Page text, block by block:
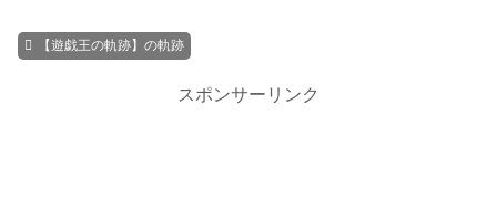
【遊戯王の軌跡】の軌跡
スポンサーリンク